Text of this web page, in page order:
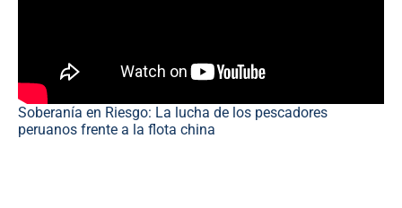
Soberanía en Riesgo: La lucha de los pescadores
peruanos frente a la flota china